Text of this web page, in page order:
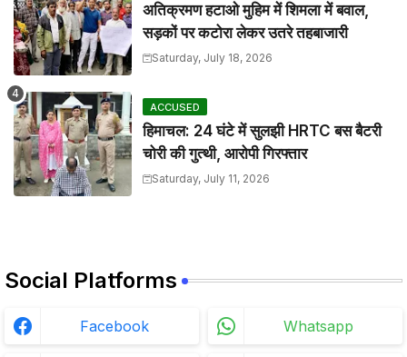
अतिक्रमण हटाओ मुहिम में शिमला में बवाल,
सड़कों पर कटोरा लेकर उतरे तहबाजारी
Saturday, July 18, 2026
ACCUSED
हिमाचल: 24 घंटे में सुलझी HRTC बस बैटरी
चोरी की गुत्थी, आरोपी गिरफ्तार
Saturday, July 11, 2026
Social Platforms
Facebook Whatsapp